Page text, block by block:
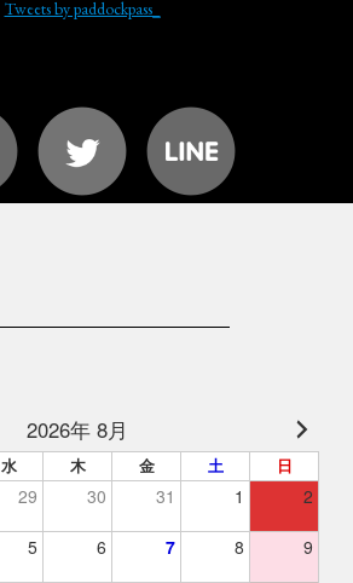
Tweets by paddockpass_
2026年 8月
水 木 金 土 日
29 30 31 1 2
5 6 7 8 9